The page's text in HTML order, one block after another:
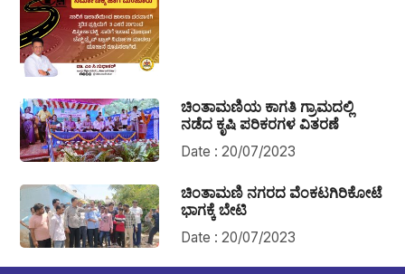
ಚಿಂತಾಮಣಿಯ ಕಾಗತಿ ಗ್ರಾಮದಲ್ಲಿ
ನಡೆದ ಕೃಷಿ ಪರಿಕರಗಳ ವಿತರಣೆ
Date : 20/07/2023
ಚಿಂತಾಮಣಿ ನಗರದ ವೆಂಕಟಗಿರಿಕೋಟೆ
ಭಾಗಕ್ಕೆ ಬೇಟಿ
Date : 20/07/2023